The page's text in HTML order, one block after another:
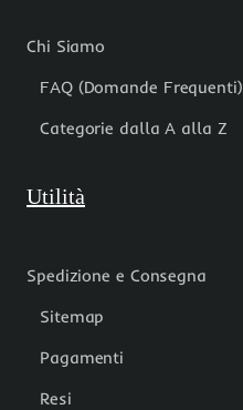
Chi Siamo
FAQ (Domande Frequenti)
Categorie dalla A alla Z
Utilità
Spedizione e Consegna
Sitemap
Pagamenti
Resi